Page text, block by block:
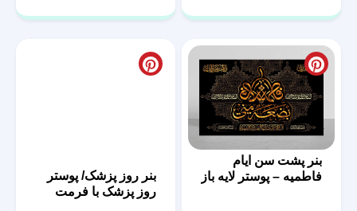
فاطمیه – پوستر لایه باز
پشت منبر
روز پزشک با فرمت
PSD